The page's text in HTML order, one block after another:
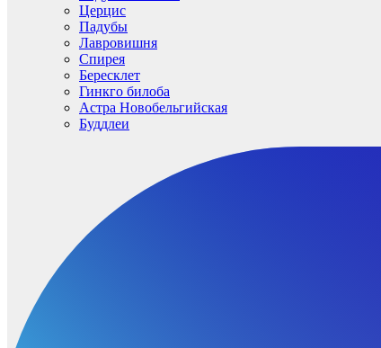
Церцис
Падубы
Лавровишня
Спирея
Бересклет
Гинкго билоба
Астра Новобельгийская
Буддлеи